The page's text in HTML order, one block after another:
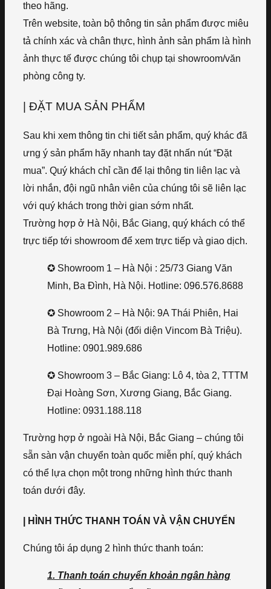
theo hãng.
Trên website, toàn bộ thông tin sản phẩm được miêu
tả chính xác và chân thực, hình ảnh sản phẩm là hình
ảnh thực tế được chúng tôi chụp tại showroom/văn
phòng công ty.
| ĐẶT MUA SẢN PHẨM
Sau khi xem thông tin chi tiết sản phẩm, quý khác đã
ưng ý sản phẩm hãy nhanh tay đặt nhấn nút “Đặt
mua”. Quý khách chỉ cần để lại thông tin liên lạc và
lời nhắn, đội ngũ nhân viên của chúng tôi sẽ liên lạc
với quý khách trong thời gian sớm nhất.
Trường hợp ở Hà Nội, Bắc Giang, quý khách có thể
trực tiếp tới showroom để xem trực tiếp và giao dịch.
✪ Showroom 1 – Hà Nội : 25/73 Giang Văn
Minh, Ba Đình, Hà Nội. Hotline: 096.576.8688
✪ Showroom 2 – Hà Nội: 9A Thái Phiên, Hai
Bà Trưng, Hà Nội (đối diện Vincom Bà Triệu).
Hotline: 0901.989.686
✪ Showroom 3 – Bắc Giang: Lô 4, tòa 2, TTTM
Đại Hoàng Sơn, Xương Giang, Bắc Giang.
Hotline: 0931.188.118
Trường hợp ở ngoài Hà Nội, Bắc Giang – chúng tôi
sẵn sàn vận chuyển toàn quốc miễn phí, quý khách
có thể lựa chọn một trong những hình thức thanh
toán dưới đây.
| HÌNH THỨC THANH TOÁN VÀ VẬN CHUYỂN
Chúng tôi áp dụng 2 hình thức thanh toán:
1. Thanh toán chuyển khoản ngân hàng